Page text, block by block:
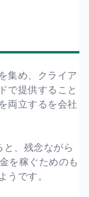
集め、クライア
で提供すること
両立するを会社
、残念ながら
を稼ぐためのも
です。